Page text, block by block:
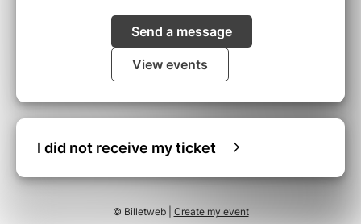
Send a message
View events
I did not receive my ticket
© Billetweb | Create my event